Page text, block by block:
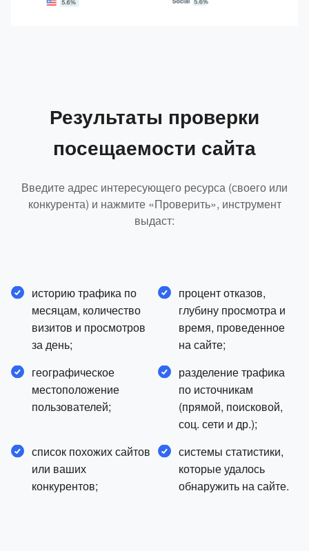
Результаты проверки
посещаемости сайта
Введите адрес интересующего ресурса (своего или
конкурента) и нажмите «Проверить», инструмент
выдаст:
историю трафика по
месяцам, количество
визитов и просмотров
за день;
процент отказов,
глубину просмотра и
время, проведенное
на сайте;
географическое
местоположение
пользователей;
разделение трафика
по источникам
(прямой, поисковой,
соц. сети и др.);
список похожих сайтов
или ваших
конкурентов;
системы статистики,
которые удалось
обнаружить на сайте.